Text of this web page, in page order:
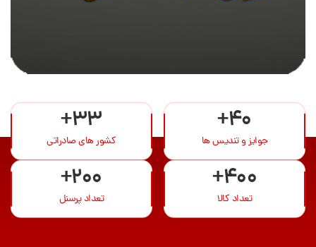
+40
جوایز و تندیس ها
+33
کشور های صادراتی
+400
تعداد کالا
+200
تعداد پرسنل